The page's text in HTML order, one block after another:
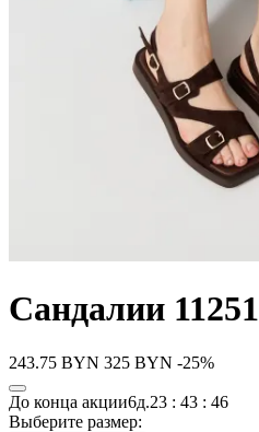
Сандалии 11251
243.75 BYN 325 BYN -25%
До конца акции6д.23 : 43 : 46
Выберите размер: